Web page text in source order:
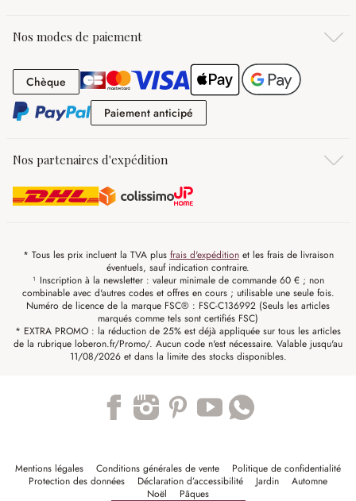
Nos modes de paiement
Chèque Chèque
Paiement anticipé
Nos partenaires d'expédition
* Tous les prix incluent la TVA plus frais d'expéditionet les frais de livraison
éventuels, sauf indication contraire.
¹ Inscription à la newsletter : valeur minimale de commande 60 € ; non
combinable avec d'autres codes et offres en cours ; utilisable une seule fois.
Numéro de licence de la marque FSC® : FSC-C136992 (Seuls les articles
marqués comme tels sont certifiés FSC)
* EXTRA PROMO : la réduction de 25% est déjà appliquée sur tous les articles
de la rubrique loberon.fr/Promo/. Aucun code n'est nécessaire. Valable jusqu'au
11/08/2026 et dans la limite des stocks disponibles.
Mentions légales Conditions générales de vente
Politique de confidentialité
Protection des données
Déclaration d’accessibilité Jardin
Automne
Noël
Pâques